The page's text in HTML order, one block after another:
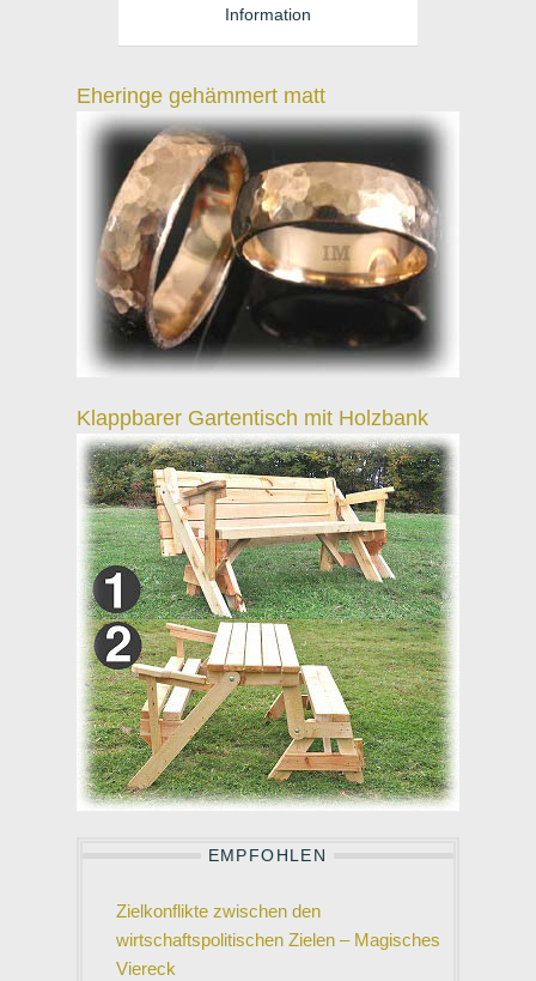
Information
Eheringe gehämmert matt
Klappbarer Gartentisch mit Holzbank
EMPFOHLEN
Zielkonflikte zwischen den
wirtschaftspolitischen Zielen – Magisches
Viereck